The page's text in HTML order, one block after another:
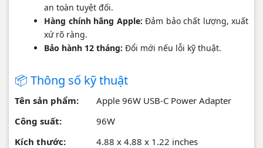
an toàn tuyệt đối.
Hàng chính hãng Apple: Đảm bảo chất lượng, xuất
xứ rõ ràng.
Bảo hành 12 tháng: Đổi mới nếu lỗi kỹ thuật.
📦 Thông số kỹ thuật
Tên sản phẩm:
Apple 96W USB-C Power Adapter
Công suất:
96W
Kích thước:
4.88 x 4.88 x 1.22 inches